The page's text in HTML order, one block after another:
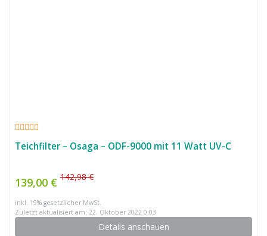
Teichfilter – Osaga – ODF-9000 mit 11 Watt UV-C
139,00 € 142,98 €
inkl. 19% gesetzlicher MwSt.
Zuletzt aktualisiert am: 22. Oktober 2022 0:03
Details anschauen